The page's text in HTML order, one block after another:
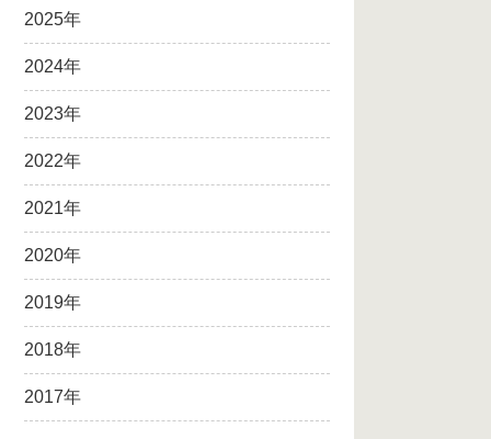
2025年
2024年
2023年
2022年
2021年
2020年
2019年
2018年
2017年